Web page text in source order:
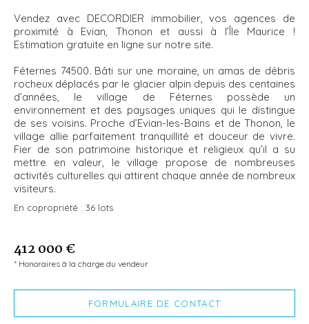
Vendez avec DECORDIER immobilier, vos agences de
proximité à Evian, Thonon et aussi à l’Île Maurice !
Estimation gratuite en ligne sur notre site.
Féternes 74500. Bâti sur une moraine, un amas de débris
rocheux déplacés par le glacier alpin depuis des centaines
d’années, le village de Féternes possède un
environnement et des paysages uniques qui le distingue
de ses voisins. Proche d’Evian-les-Bains et de Thonon, le
village allie parfaitement tranquillité et douceur de vivre.
Fier de son patrimoine historique et religieux qu’il a su
mettre en valeur, le village propose de nombreuses
activités culturelles qui attirent chaque année de nombreux
visiteurs.
En copropriété : 36 lots
412 000 €
* Honoraires à la charge du vendeur
FORMULAIRE DE CONTACT